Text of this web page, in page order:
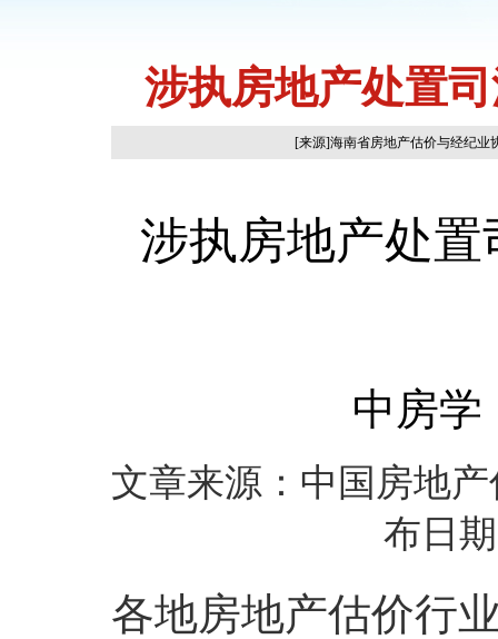
涉执房地产处置
[来源]海南省房地产估价与经纪业
涉执房地产处
中房学
文章来源：中国房地
布日
各地房地产估价行